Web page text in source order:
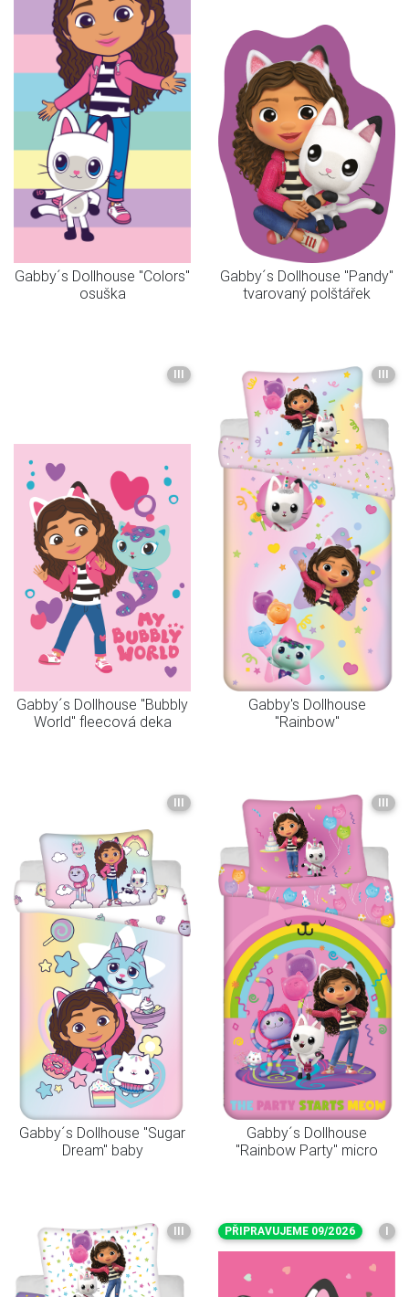
Gabby´s Dollhouse "Colors"
osuška
Gabby´s Dollhouse "Pandy"
tvarovaný polštářek
III
Gabby´s Dollhouse "Bubbly
World" fleecová deka
III
Gabby's Dollhouse
"Rainbow"
III
Gabby´s Dollhouse "Sugar
Dream" baby
III
Gabby´s Dollhouse
"Rainbow Party" micro
III PŘIPRAVUJEME 09/2026 I